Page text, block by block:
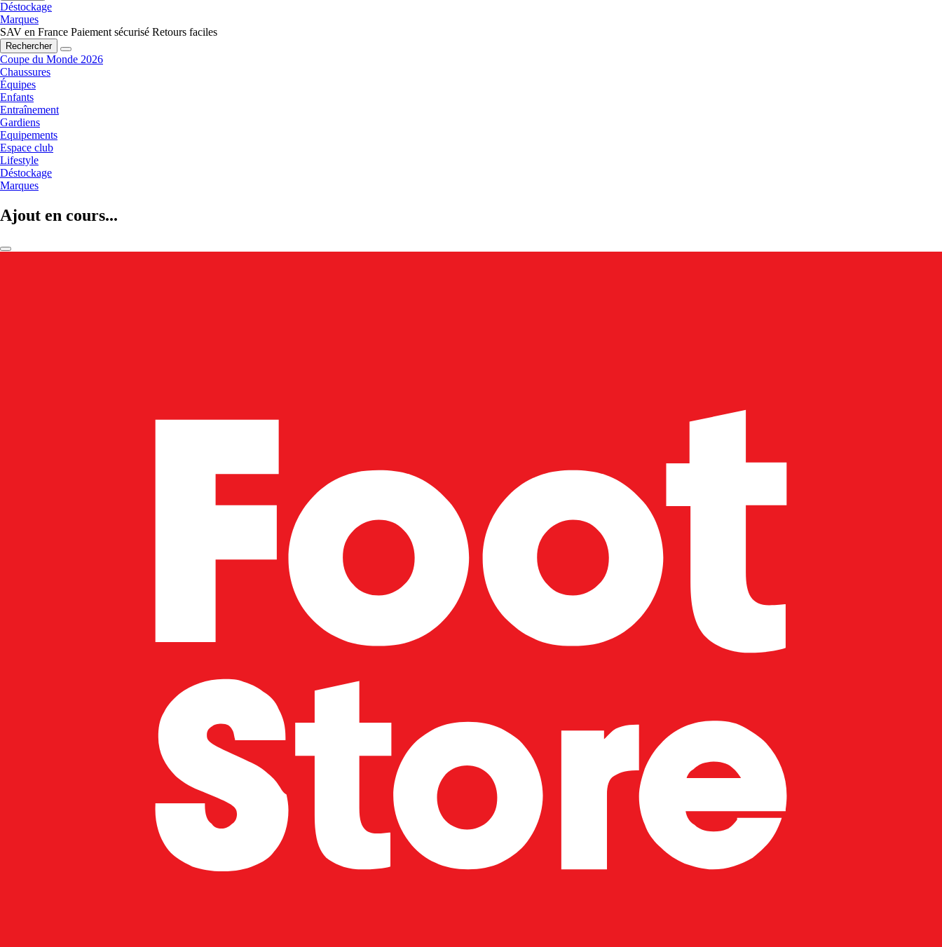
Déstockage
Marques
SAV en France Paiement sécurisé Retours faciles
Rechercher
Coupe du Monde 2026
Chaussures
Équipes
Enfants
Entraînement
Gardiens
Equipements
Espace club
Lifestyle
Déstockage
Marques
Ajout en cours...